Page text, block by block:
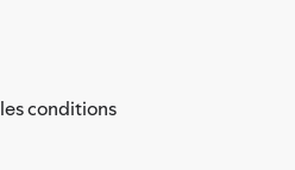
conditions